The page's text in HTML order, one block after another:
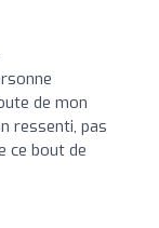
de mon
ressenti, pas
ce bout de